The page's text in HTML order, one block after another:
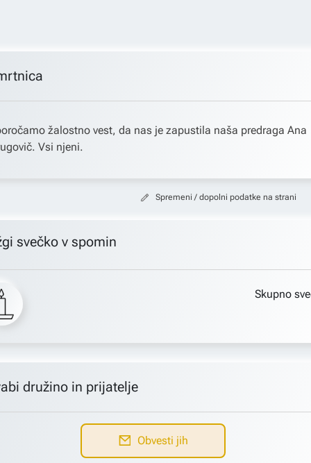
žalostno vest, da nas je zapustila naša predraga Ana
Vsi njeni.
Spremeni / dopolni podatke na strani
svečko v spomin
Skupno
družino in prijatelje
Obvesti jih